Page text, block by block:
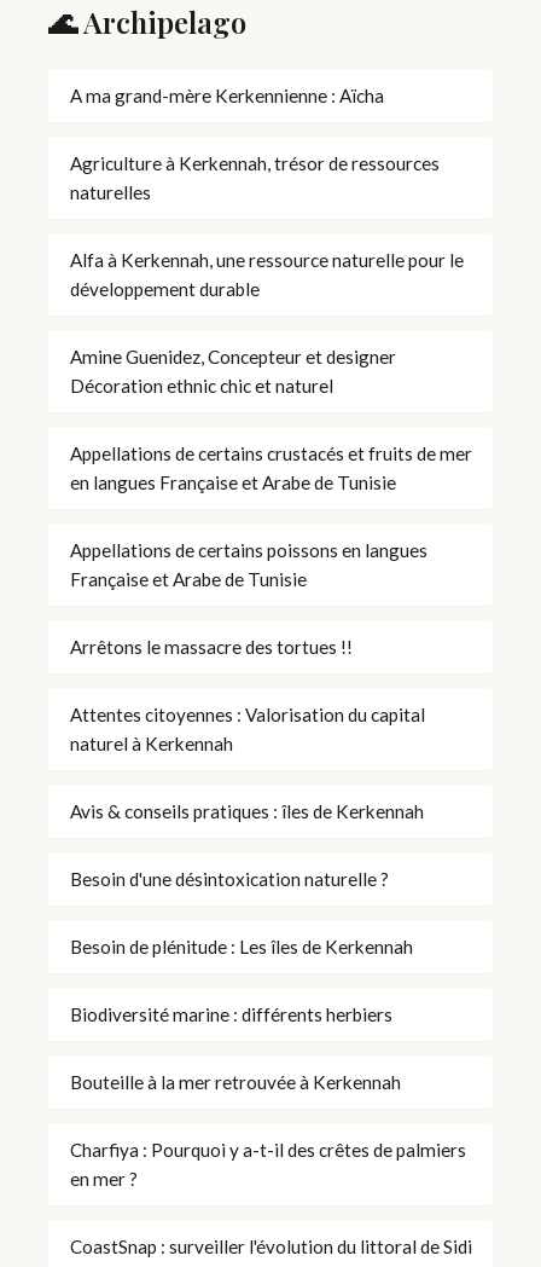
🌊 Archipelago
A ma grand-mère Kerkennienne : Aïcha
Agriculture à Kerkennah, trésor de ressources
naturelles
Alfa à Kerkennah, une ressource naturelle pour le
développement durable
Amine Guenidez, Concepteur et designer
Décoration ethnic chic et naturel
Appellations de certains crustacés et fruits de mer
en langues Française et Arabe de Tunisie
Appellations de certains poissons en langues
Française et Arabe de Tunisie
Arrêtons le massacre des tortues !!
Attentes citoyennes : Valorisation du capital
naturel à Kerkennah
Avis & conseils pratiques : îles de Kerkennah
Besoin d'une désintoxication naturelle ?
Besoin de plénitude : Les îles de Kerkennah
Biodiversité marine : différents herbiers
Bouteille à la mer retrouvée à Kerkennah
Charfiya : Pourquoi y a-t-il des crêtes de palmiers
en mer ?
CoastSnap : surveiller l'évolution du littoral de Sidi